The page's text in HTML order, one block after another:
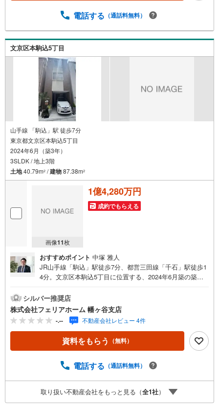
生活」を「未来カレンダー」で見える化します。（2）ご購
ポート」・漠然としたキャッシュフローのグラフ化、効果
的な生命保険の見直し、繰り上げ返済の効果的なタイミン
グなどご提案させて頂きます。■ご案内方法ご自宅へお迎
え・最寄駅等でお待ち合わせ、弊社へのご来社など、ご相
談くださいませ。■お車の無料提携駐車場がございます。
電話する （通話料無料）
文京区本駒込5丁目
山手線 「駒込」駅 徒歩7分
東京都文京区本駒込5丁目
2024年6月（築3年）
3SLDK / 地上3階
土地40.79m2 /建物87.38m2
画像11枚
1億4,280万円
成約でもらえる
おすすめポイント 中塚 雅人
JR山手線「駒込」駅徒歩7分、都営三田線「千石」駅徒歩1
4分。文京区本駒込5丁目に位置する、2024年6月築の築浅
境を兼ね備えたロケーションが魅力です。建物は木造3階
建、延床面積87.38平米の3SLDKプラン。2階に配置された
LDKは家族が集まりやすい住まいの中心となり、各居室に
は収納を備えているため、住空間をすっきりと保てます。
サービスルームは収納やワークスペース、趣味部屋など多
目的に活用可能です。屋上には開放感あふれるルーフバル
ライベートな屋外空間としても楽しめます。設備面ではシ
風乾燥トイレ、断熱窓・断熱ドアなど、快適な暮らしを支
える仕様が充実。周辺には小学校、中学校、スーパー、公
園なども徒歩圏に揃い、子育て世帯にも暮らしやすい環境
シルバー推奨店
株式会社フェリアホーム 幡ヶ谷支店
-.-- 不動産会社レビュー 4件
資料をもらう （無料）
電話する （通話料無料）
取り扱い不動産会社をもっと見る（全1社）